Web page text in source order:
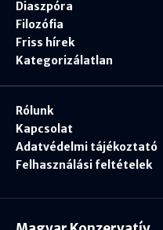
Diaszpóra
Filozófia
Friss hírek
Kategorizálatlan
Rólunk
Kapcsolat
Adatvédelmi tájékoztató
Felhasználási feltételek